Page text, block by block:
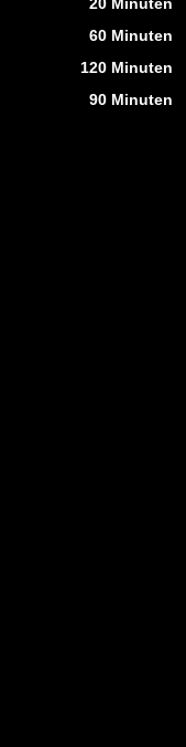
20 Minuten
60 Minuten
120 Minuten
90 Minuten